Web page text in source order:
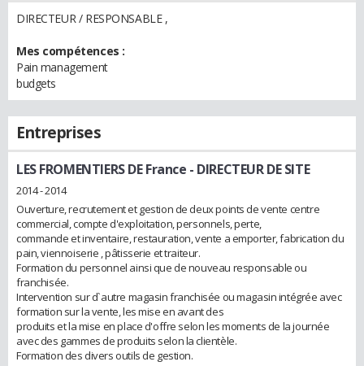
DIRECTEUR / RESPONSABLE ,
Mes compétences :
Pain management
budgets
Entreprises
LES FROMENTIERS DE France - DIRECTEUR DE SITE
2014 - 2014
Ouverture, recrutement et gestion de deux points de vente centre
commercial, compte d'exploitation, personnels, perte,
commande et inventaire, restauration, vente a emporter, fabrication du
pain, viennoiserie , pâtisserie et traiteur.
Formation du personnel ainsi que de nouveau responsable ou
franchisée.
Intervention sur d`autre magasin franchisée ou magasin intégrée avec
formation sur la vente, les mise en avant des
produits et la mise en place d'offre selon les moments de la journée
avec des gammes de produits selon la clientèle.
Formation des divers outils de gestion.